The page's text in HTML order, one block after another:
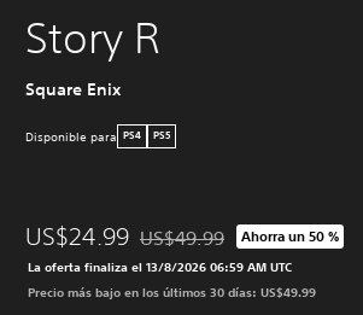
Story R
Square Enix
Disponible para PS4 PS5
US$24.99 Rebajado del precio original
US$49.99 Ahorra un 50 %
La oferta finaliza el 13/8/2026 06:59 AM UTC
Precio más bajo en los últimos 30 días: US$49.99